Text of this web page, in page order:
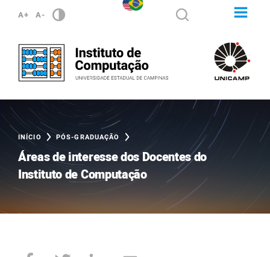
A+ A-
INÍCIO PÓS-GRADUAÇÃO
Áreas de interesse dos Docentes do
Instituto de Computação